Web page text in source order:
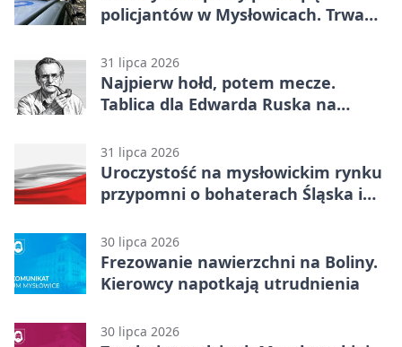
policjantów w Mysłowicach. Trwa
31 lipca 2026
Najpierw hołd, potem mecze.
Tablica dla Edwarda Ruska na
31 lipca 2026
Uroczystość na mysłowickim rynku
przypomni o bohaterach Śląska i
30 lipca 2026
Frezowanie nawierzchni na Boliny.
Kierowcy napotkają utrudnienia
30 lipca 2026